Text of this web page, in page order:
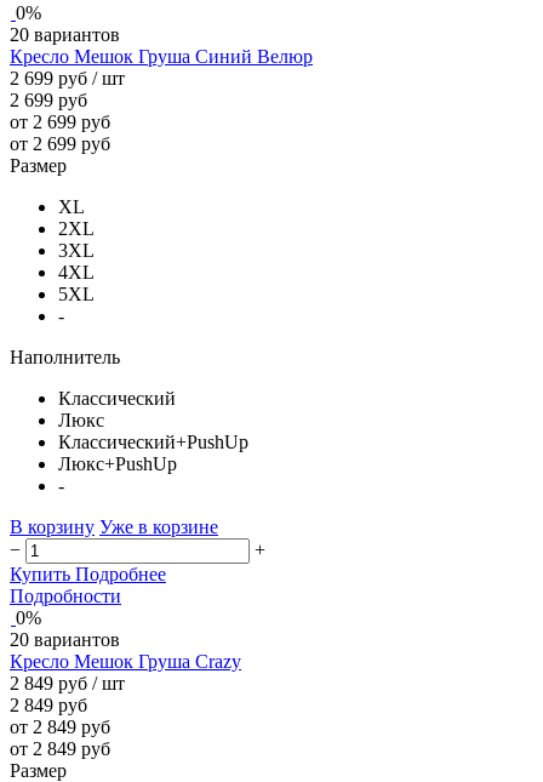
0%
20 вариантов
Кресло Мешок Груша Синий Велюр
2 699 руб / шт
2 699 руб
от 2 699 руб
от 2 699 руб
Размер
XL
2XL
3XL
4XL
5XL
-
Наполнитель
Классический
Люкс
Классический+PushUp
Люкс+PushUp
-
В корзину Уже в корзине
−
+
Купить Подробнее
Подробности
0%
20 вариантов
Кресло Мешок Груша Crazy
2 849 руб / шт
2 849 руб
от 2 849 руб
от 2 849 руб
Размер